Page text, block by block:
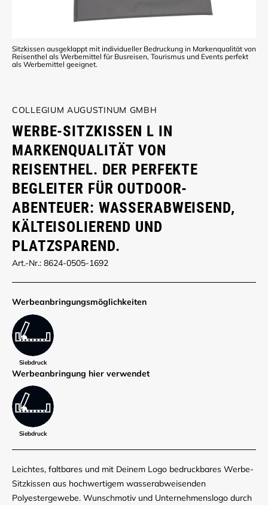
Sitzkissen ausgeklappt mit individueller Bedruckung in Markenqualität von
Reisenthel als Werbemittel für Busreisen, Tourismus und Events perfekt
als Werbemittel geeignet.
COLLEGIUM AUGUSTINUM GMBH
WERBE-SITZKISSEN L IN
MARKENQUALITÄT VON
REISENTHEL. DER PERFEKTE
BEGLEITER FÜR OUTDOOR-
ABENTEUER: WASSERABWEISEND,
KÄLTEISOLIEREND UND
PLATZSPAREND.
Art.-Nr.: 8624-0505-1692
Werbe­anbringungs­möglich­keiten
Siebdruck
Werbe­anbringung hier verwendet
Siebdruck
Leichtes, faltbares und mit Deinem Logo bedruckbares Werbe-
Sitzkissen aus hochwertigem wasserabweisenden
Polyestergewebe. Wunschmotiv und Unternehmenslogo durch